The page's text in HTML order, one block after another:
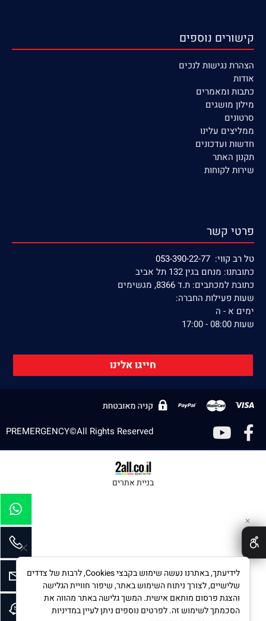
קישורים נוספים
הצהרת נגישות לנכים
אודות
כתבות ומאמרים
מילון מושגים
סרטונים
ממליצים עלינו
חדשות ועדכונים
תקנון האתר
שירות לקוחות
פרטי קשר
טל רב קווי: 053-390-22-77
כתובתנו: מנחם בגין 132 תל אביב
כתובת למכתבים: ת.ד 8366, מגשימים
שעות פעילות החברה:
ימים א - ה
שעות 08:00 - 17:00
חייגו אלינו
PREMERGENCY©All Rights Reserved
בניית אתרים
✕
לידיעתך, באתרנו נעשה שימוש בקבצי Cookies, לרבות של צדדים
שלישיים, לצורך ניתוח השימוש באתר, שיפור חוויית הגלישה
והצגת פרסום מותאם אישית. המשך גלישה באתר מהווה את
הסכמתך לשימוש זה. לפרטים נוספים ניתן לעיין במדיניות